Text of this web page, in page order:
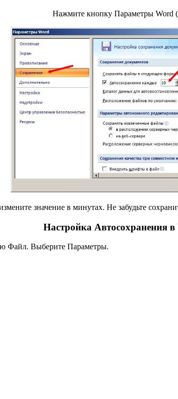
Нажмите кнопку Параметры Word
значение в минутах. Не забудьте
Настройка Автосохранения в
Файл. Выберите Параметры.